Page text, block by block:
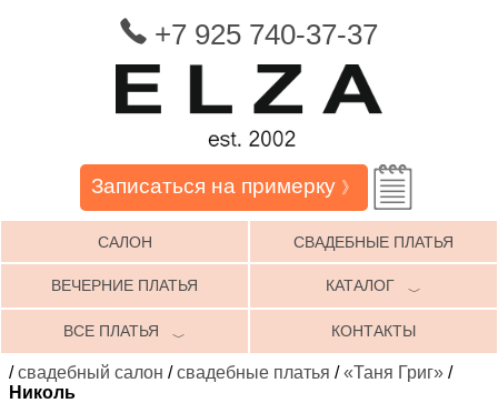
+7 925 740-37-37
Записаться на примерку 》
САЛОН СВАДЕБНЫЕ ПЛАТЬЯ
ВЕЧЕРНИЕ ПЛАТЬЯ КАТАЛОГ ﹀
ВСЕ ПЛАТЬЯ ﹀ КОНТАКТЫ
/свадебный салон /свадебные платья /«Таня Григ» /
Николь